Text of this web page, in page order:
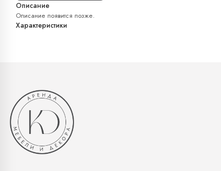
Описание
Описание появится позже.
Характеристики